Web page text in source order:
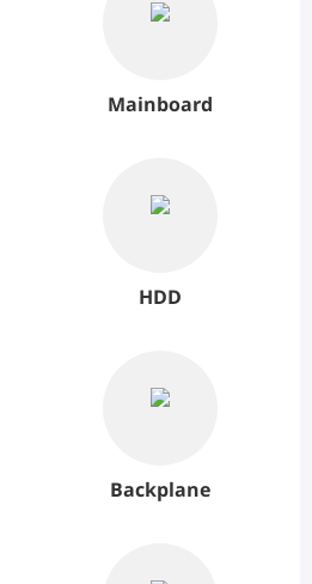
Mainboard
HDD
Backplane